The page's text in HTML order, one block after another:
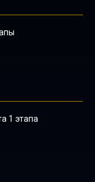
1 этапа